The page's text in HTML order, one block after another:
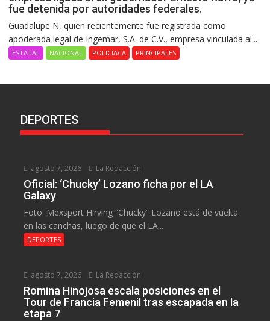
fue detenida por autoridades federales.
Guadalupe N, quien recientemente fue registrada como
apoderada legal de Ingemar, S.A. de C.V., empresa vinculada al...
ESTATAL NACIONAL POLICIACA PRINCIPALES
DEPORTES
agosto 7, 2026 La Redacción
Oficial: ‘Chucky’ Lozano ficha por el LA
Galaxy
Foto: Mexsport Hirving “Chucky” Lozano está de vuelta
en las canchas, luego de que el LA...
DEPORTES
agosto 7, 2026 La Redacción
Romina Hinojosa escala posiciones en el
Tour de Francia Femenil tras escapada en la
etapa 7